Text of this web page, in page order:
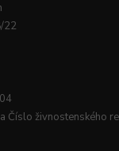
22
Číslo živnostenského